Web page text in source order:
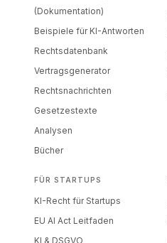
(Dokumentation)
Beispiele für KI-Antworten
Rechtsdatenbank
Vertragsgenerator
Rechtsnachrichten
Gesetzestexte
Analysen
Bücher
FÜR STARTUPS
KI-Recht für Startups
EU AI Act Leitfaden
KI & DSGVO